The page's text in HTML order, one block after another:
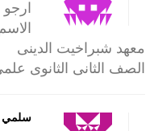
ارجو
معهد شبراخيت الدينى
الصف الثانى الثانوى
سلمي